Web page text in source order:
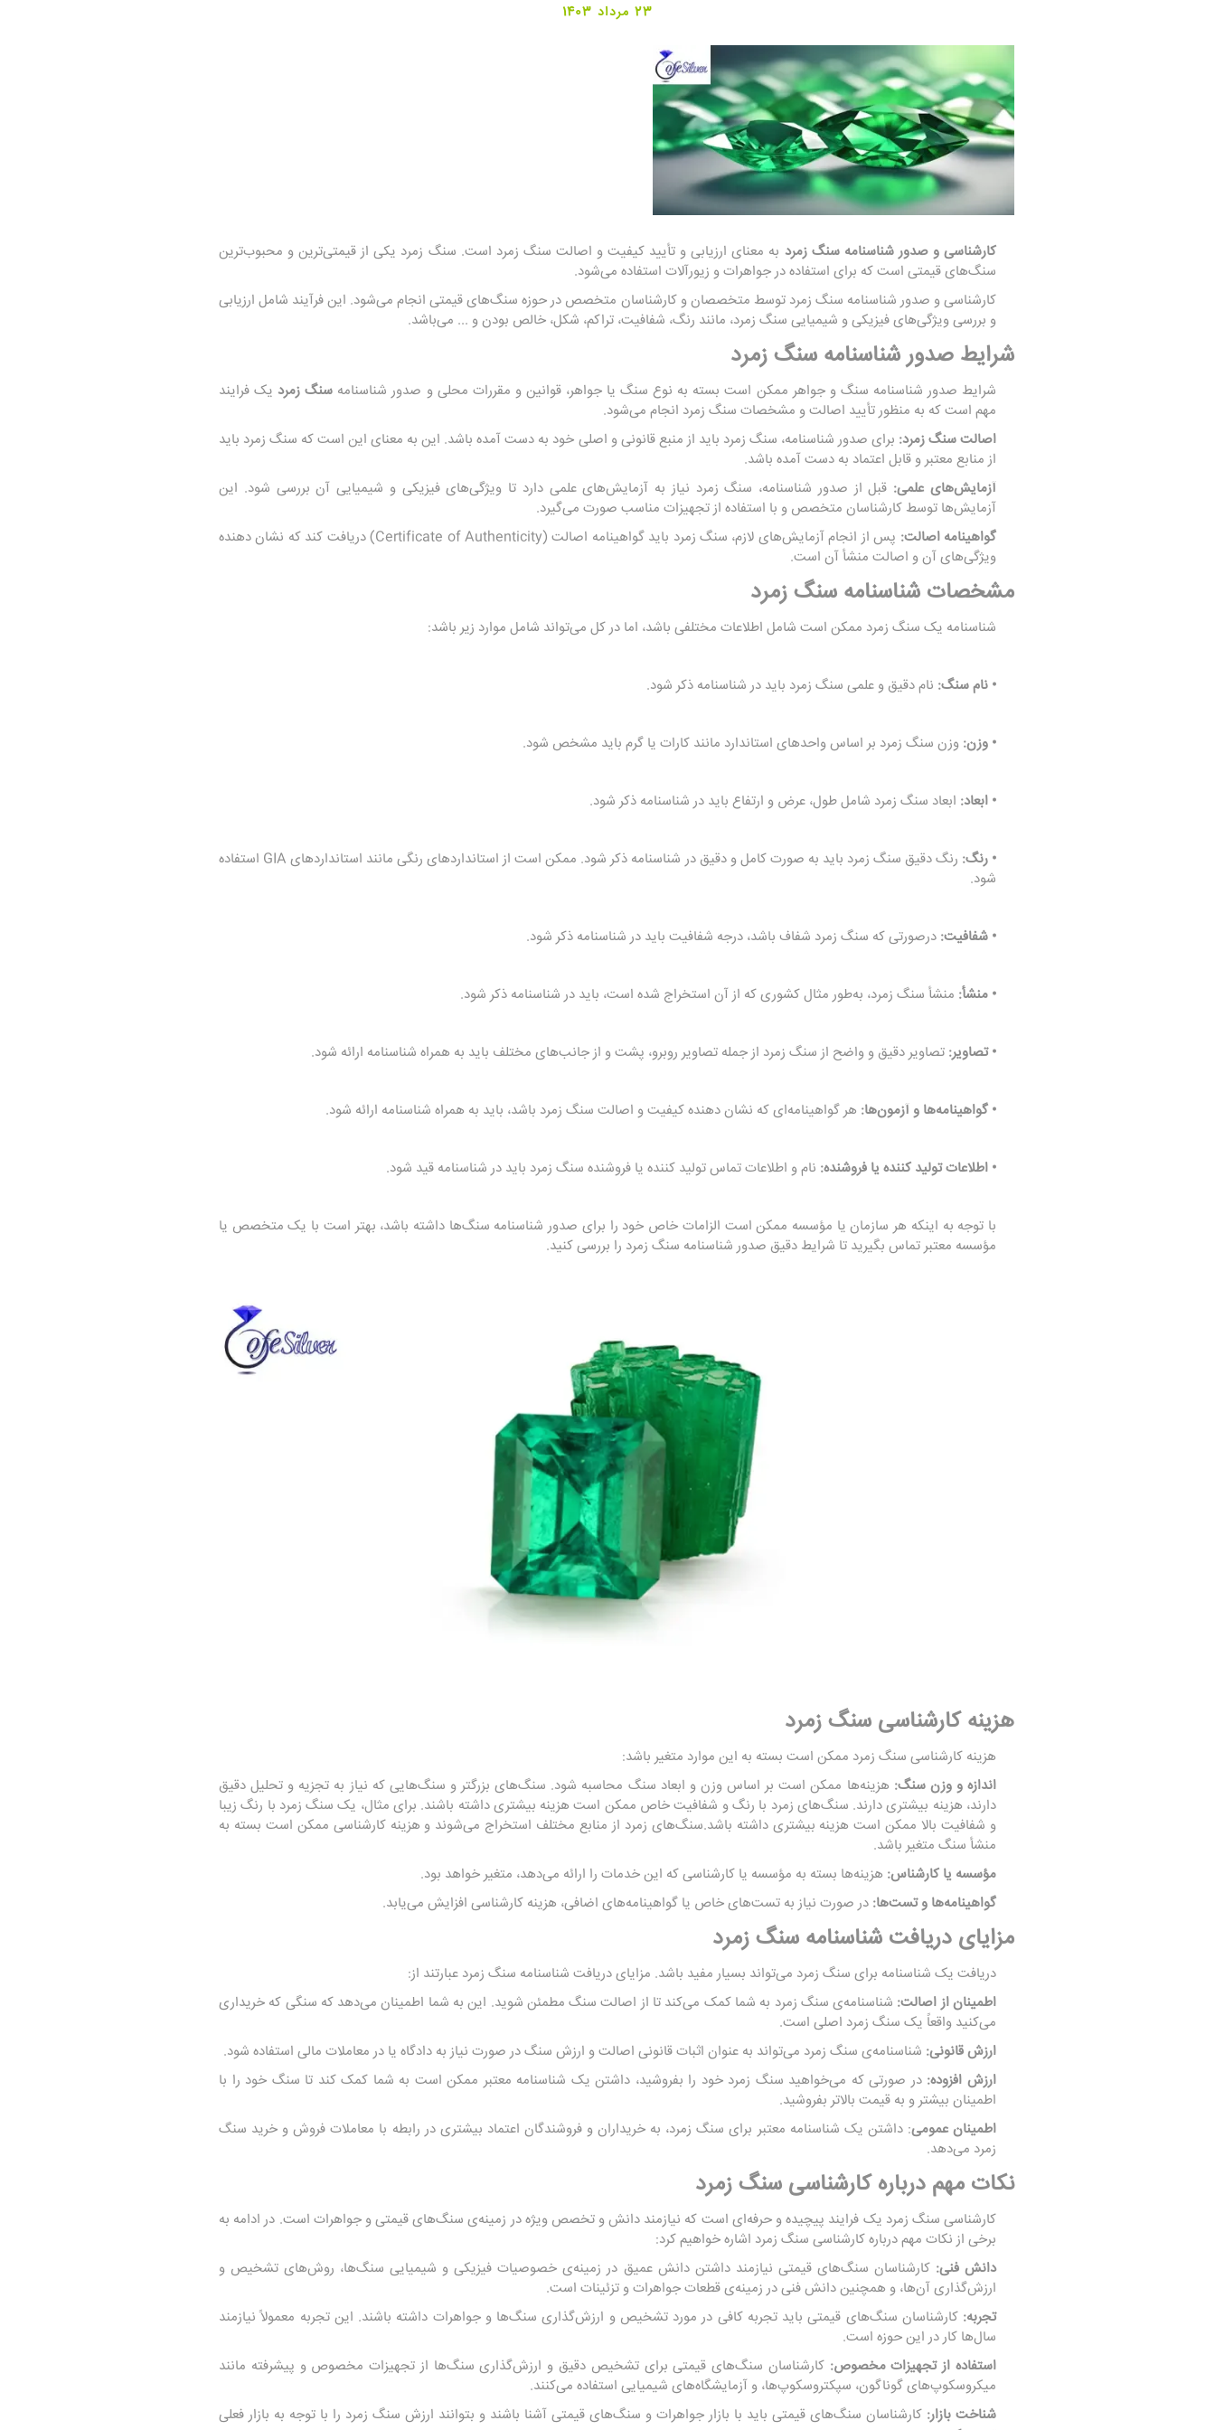
23 مرداد 1403
کارشناسی و صدور شناسنامه سنگ زمرد به معنای ارزیابی و تأیید کیفیت و اصالت سنگ زمرد است. سنگ زمرد یکی از قیمتی‌ترین و محبوب‌ترین
سنگ‌های قیمتی است که برای استفاده در جواهرات و زیورآلات استفاده می‌شود.
کارشناسی و صدور شناسنامه سنگ زمرد توسط متخصصان و کارشناسان متخصص در حوزه سنگ‌های قیمتی انجام می‌شود. این فرآیند شامل ارزیابی
و بررسی ویژگی‌های فیزیکی و شیمیایی سنگ زمرد، مانند رنگ، شفافیت، تراکم، شکل، خالص بودن و ... می‌باشد.
شرایط صدور شناسنامه سنگ زمرد
شرایط صدور شناسنامه سنگ و جواهر ممکن است بسته به نوع سنگ یا جواهر، قوانین و مقررات محلی و صدور شناسنامه سنگ زمردیک فرایند
مهم است که به منظور تأیید اصالت و مشخصات سنگ زمرد انجام می‌شود.
اصالت سنگ زمرد: برای صدور شناسنامه، سنگ زمرد باید از منبع قانونی و اصلی خود به دست آمده باشد. این به معنای این است که سنگ زمرد باید
از منابع معتبر و قابل اعتماد به دست آمده باشد.
آزمایش‌های علمی: قبل از صدور شناسنامه، سنگ زمرد نیاز به آزمایش‌های علمی دارد تا ویژگی‌های فیزیکی و شیمیایی آن بررسی شود. این
آزمایش‌ها توسط کارشناسان متخصص و با استفاده از تجهیزات مناسب صورت می‌گیرد.
گواهینامه اصالت:
پس از انجام آزمایش‌های لازم، سنگ زمرد باید گواهینامه اصالت (Certificate of Authenticity) دریافت کند که نشان دهنده
ویژگی‌های آن و اصالت منشأ آن است.
مشخصات شناسنامه سنگ زمرد
شناسنامه یک سنگ زمرد ممکن است شامل اطلاعات مختلفی باشد، اما در کل می‌تواند شامل موارد زیر باشد:
• نام سنگ: نام دقیق و علمی سنگ زمرد باید در شناسنامه ذکر شود.
• وزن: وزن سنگ زمرد بر اساس واحدهای استاندارد مانند کارات یا گرم باید مشخص شود.
• ابعاد: ابعاد سنگ زمرد شامل طول، عرض و ارتفاع باید در شناسنامه ذکر شود.
• رنگ:
رنگ دقیق سنگ زمرد باید به صورت کامل و دقیق در شناسنامه ذکر شود. ممکن است از استانداردهای رنگی مانند استانداردهای GIA استفاده
شود.
• شفافیت: درصورتی که سنگ زمرد شفاف باشد، درجه شفافیت باید در شناسنامه ذکر شود.
• منشأ: منشأ سنگ زمرد، به‌طور مثال کشوری که از آن استخراج شده است، باید در شناسنامه ذکر شود.
• تصاویر: تصاویر دقیق و واضح از سنگ زمرد از جمله تصاویر روبرو، پشت و از جانب‌های مختلف باید به همراه شناسنامه ارائه شود.
• گواهینامه‌ها و آزمون‌ها: هر گواهینامه‌ای که نشان دهنده کیفیت و اصالت سنگ زمرد باشد، باید به همراه شناسنامه ارائه شود.
• اطلاعات تولید کننده یا فروشنده: نام و اطلاعات تماس تولید کننده یا فروشنده سنگ زمرد باید در شناسنامه قید شود.
با توجه به اینکه هر سازمان یا مؤسسه ممکن است الزامات خاص خود را برای صدور شناسنامه سنگ‌ها داشته باشد، بهتر است با یک متخصص یا
مؤسسه معتبر تماس بگیرید تا شرایط دقیق صدور شناسنامه سنگ زمرد را بررسی کنید.
هزینه کارشناسی سنگ زمرد
هزینه کارشناسی سنگ زمرد ممکن است بسته به این موارد متغیر باشد:
اندازه و وزن سنگ: هزینه‌ها ممکن است بر اساس وزن و ابعاد سنگ محاسبه شود. سنگ‌های بزرگتر و سنگ‌هایی که نیاز به تجزیه و تحلیل دقیق
دارند، هزینه بیشتری دارند. سنگ‌های زمرد با رنگ و شفافیت خاص ممکن است هزینه بیشتری داشته باشند. برای مثال، یک سنگ زمرد با رنگ زیبا
و شفافیت بالا ممکن است هزینه بیشتری داشته باشد.سنگ‌های زمرد از منابع مختلف استخراج می‌شوند و هزینه کارشناسی ممکن است بسته به
منشأ سنگ متغیر باشد.
مؤسسه یا کارشناس: هزینه‌ها بسته به مؤسسه یا کارشناسی که این خدمات را ارائه می‌دهد، متغیر خواهد بود.
گواهینامه‌ها و تست‌ها: در صورت نیاز به تست‌های خاص یا گواهینامه‌های اضافی، هزینه کارشناسی افزایش می‌یابد.
مزایای دریافت شناسنامه سنگ زمرد
دریافت یک شناسنامه برای سنگ زمرد می‌تواند بسیار مفید باشد. مزایای دریافت شناسنامه سنگ زمرد عبارتند از:
اطمینان از اصالت: شناسنامه‌ی سنگ زمرد به شما کمک می‌کند تا از اصالت سنگ مطمئن شوید. این به شما اطمینان می‌دهد که سنگی که خریداری
می‌کنید واقعاً یک سنگ زمرد اصلی است.
ارزش قانونی: شناسنامه‌ی سنگ زمرد می‌تواند به عنوان اثبات قانونی اصالت و ارزش سنگ در صورت نیاز به دادگاه یا در معاملات مالی استفاده شود.
ارزش افزوده:در صورتی که می‌خواهید سنگ زمرد خود را بفروشید، داشتن یک شناسنامه معتبر ممکن است به شما کمک کند تا سنگ خود را با
اطمینان بیشتر و به قیمت بالاتر بفروشید.
اطمینان عمومی: داشتن یک شناسنامه معتبر برای سنگ زمرد، به خریداران و فروشندگان اعتماد بیشتری در رابطه با معاملات فروش و خرید سنگ
زمرد می‌دهد.
نکات مهم درباره کارشناسی سنگ زمرد
کارشناسی سنگ زمرد یک فرایند پیچیده و حرفه‌ای است که نیازمند دانش و تخصص ویژه در زمینه‌ی سنگ‌های قیمتی و جواهرات است. در ادامه به
برخی از نکات مهم درباره کارشناسی سنگ زمرد اشاره خواهیم کرد:
دانش فنی:کارشناسان سنگ‌های قیمتی نیازمند داشتن دانش عمیق در زمینه‌ی خصوصیات فیزیکی و شیمیایی سنگ‌ها، روش‌های تشخیص و
ارزش‌گذاری آن‌ها، و همچنین دانش فنی در زمینه‌ی قطعات جواهرات و تزئینات است.
تجربه:کارشناسان سنگ‌های قیمتی باید تجربه کافی در مورد تشخیص و ارزش‌گذاری سنگ‌ها و جواهرات داشته باشند. این تجربه معمولاً نیازمند
سال‌ها کار در این حوزه است.
استفاده از تجهیزات مخصوص: کارشناسان سنگ‌های قیمتی برای تشخیص دقیق و ارزش‌گذاری سنگ‌ها از تجهیزات مخصوص و پیشرفته مانند
میکروسکوپ‌های گوناگون، سپکتروسکوپ‌ها، و آزمایشگاه‌های شیمیایی استفاده می‌کنند.
شناخت بازار: کارشناسان سنگ‌های قیمتی باید با بازار جواهرات و سنگ‌های قیمتی آشنا باشند و بتوانند ارزش سنگ زمرد را با توجه به بازار فعلی